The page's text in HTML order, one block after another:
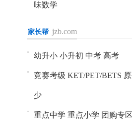
味数学
家长帮 jzb.com
进入>>
幼升小 小升初 中考 高考
竞赛考级 KET/PET/BETS
少
重点中学 重点小学 团购专区